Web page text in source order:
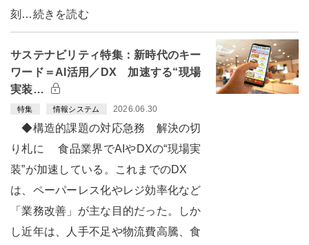
刻…続きを読む
サステナビリティ特集：新時代のキー
ワード＝AI活用／DX 加速する“現場
実装…
特集 情報システム 2026.06.30
◆構造的課題の対応急務 解決の切
り札に 食品業界でAIやDXの“現場実
装”が加速している。これまでのDX
は、ペーパーレス化やレジ効率化など
「業務改善」が主な目的だった。しか
し近年は、人手不足や物流費高騰、食